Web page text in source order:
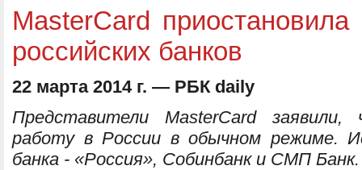
MasterCard
российских банков
22 марта 2014 г. — РБК daily
Представители MasterCard
работу в России в обычном режиме.
банка - «Россия», Собинбанк и СМП Банк.